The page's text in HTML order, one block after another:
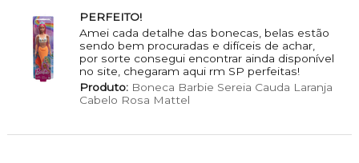
PERFEITO!
Amei cada detalhe das bonecas, belas estão
sendo bem procuradas e difíceis de achar,
por sorte consegui encontrar ainda disponível
no site, chegaram aqui rm SP perfeitas!
Produto:Boneca Barbie Sereia Cauda Laranja
Cabelo Rosa Mattel